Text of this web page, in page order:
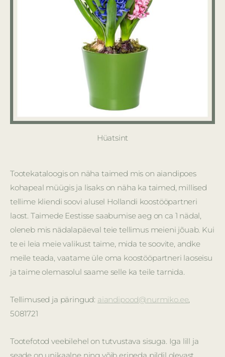
Tootekataloogis on näha taimed mis on aiandipoes
kohapeal müügis ja lisaks on näha ka taimed, millised
tellime kliendi soovi alusel Hollandi koostööpartneri
laost. Taimede Eestisse saabumise aeg on ca 1 nädal,
oleneb mis nädalapäeval teie tellimus meieni jõuab. Kui
te ei leia meie valikust taime, mida te soovite, andke
meile teada, vaatame üle oma koostööpartneri laoseisu
ja taime olemasolul saame selle ka teile tarnida.
Tellimused ja päringud: aiandipood@nurmiko.ee,
5081721
Tootefotod veebilehel on tutvustava sisuga. Iga lill ja
Hüatsint